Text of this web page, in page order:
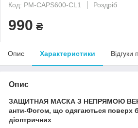
Код: PM-CAPS600-CL1
Роздріб
990 ₴
Опис Характеристики Відгуки
Опис
ЗАЩИТНАЯ МАСКА З НЕПРЯМОЮ
анти-Фогом, що одягаються поверх
діоптричних